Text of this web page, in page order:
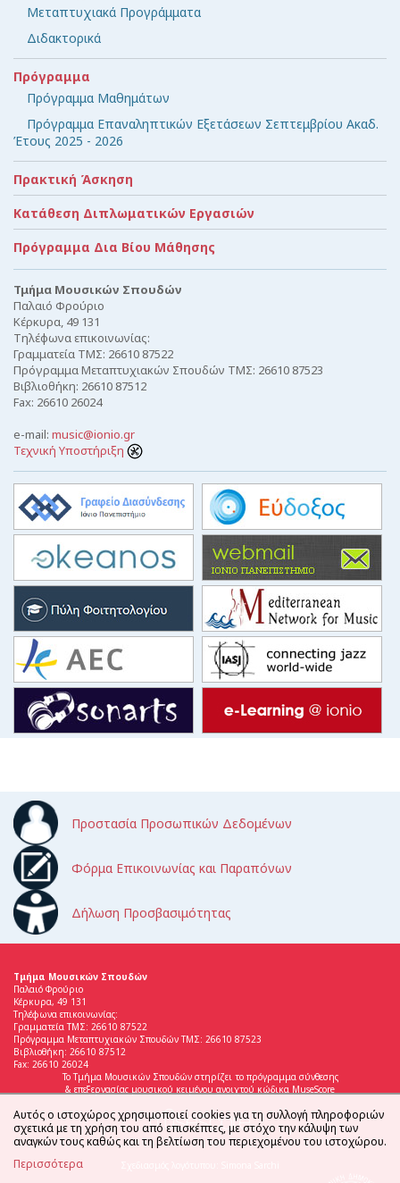
Μεταπτυχιακά Προγράμματα
Διδακτορικά
Πρόγραμμα
Πρόγραμμα Μαθημάτων
Πρόγραμμα Επαναληπτικών Εξετάσεων Σεπτεμβρίου Ακαδ.
Έτους 2025 - 2026
Πρακτική Άσκηση
Κατάθεση Διπλωματικών Εργασιών
Πρόγραμμα Δια Βίου Μάθησης
Τμήμα Μουσικών Σπουδών
Παλαιό Φρούριο
Κέρκυρα, 49 131
Τηλέφωνα επικοινωνίας:
Γραμματεία ΤΜΣ: 26610 87522
Πρόγραμμα Μεταπτυχιακών Σπουδών ΤΜΣ: 26610 87523
Βιβλιοθήκη: 26610 87512
Fax: 26610 26024
e-mail: music@ionio.gr
Τεχνική Υποστήριξη
Προστασία Προσωπικών Δεδομένων
Φόρμα Επικοινωνίας και Παραπόνων
Δήλωση Προσβασιμότητας
Τμήμα Μουσικών Σπουδών
Παλαιό Φρούριο
Κέρκυρα, 49 131
Τηλέφωνα επικοινωνίας:
Γραμματεία ΤΜΣ: 26610 87522
Πρόγραμμα Μεταπτυχιακών Σπουδών ΤΜΣ: 26610 87523
Βιβλιοθήκη: 26610 87512
Fax: 26610 26024
Το Τμήμα Μουσικών Σπουδών στηρίζει το πρόγραμμα σύνθεσης
& επεξεργασίας μουσικού κειμένου ανοιχτού κώδικα MuseScore
Αυτός ο ιστοχώρος χρησιμοποιεί cookies για τη συλλογή πληροφοριών
σχετικά με τη χρήση του από επισκέπτες, με στόχο την κάλυψη των
αναγκών τους καθώς και τη βελτίωση του περιεχομένου του ιστοχώρου.
Περισσότερα